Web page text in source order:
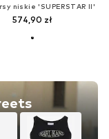
niskie 'SUPERSTAR II'
574,90 zł